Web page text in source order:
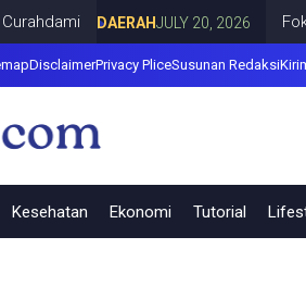
DAERAHJULY 20, 2026
DisclaimerPrivacy PliceSusunan Redaksi
Kesehatan Ekonomi Tutorial